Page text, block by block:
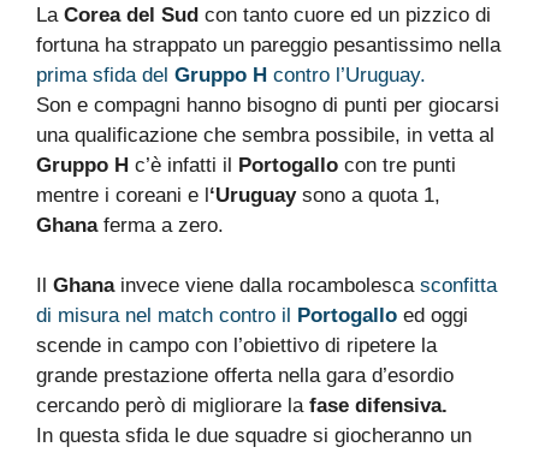
La Corea del Sud con tanto cuore ed un pizzico di
fortuna ha strappato un pareggio pesantissimo nella
prima sfida del Gruppo H contro l’Uruguay.
Son e compagni hanno bisogno di punti per giocarsi
una qualificazione che sembra possibile, in vetta al
Gruppo H c’è infatti il Portogallo con tre punti
mentre i coreani e l‘Uruguaysono a quota 1,
Ghanaferma a zero.
Ghanainvece viene dalla rocambolesca sconfitta
di misura nel match contro il
Portogallo ed oggi
scende in campo con l’obiettivo di ripetere la
grande prestazione offerta nella gara d’esordio
cercando però di migliorare lafase difensiva.
In questa sfida le due squadre si giocheranno un